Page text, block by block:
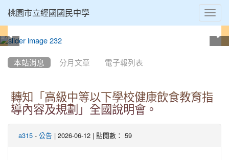
桃園市立經國國民中學
本站消息 分月文章 電子報列表
轉知「高級中等以下學校健康飲食教育指
導內容及規劃」全國說明會。
a315 - 公告 | 2026-06-12 | 點閱數： 59